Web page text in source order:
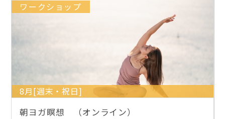
ワークショップ
8月[週末・祝日]
朝ヨガ瞑想 （オンライン）